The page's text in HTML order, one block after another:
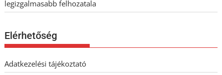
legizgalmasabb felhozatala
Elérhetőség
Adatkezelési tájékoztató